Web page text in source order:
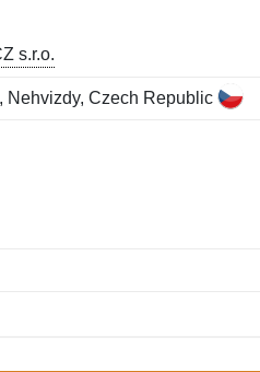
s.r.o.
Nehvizdy, Czech Republic